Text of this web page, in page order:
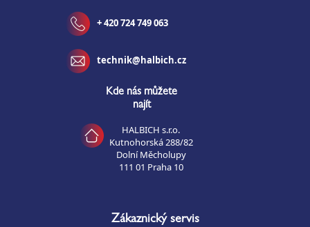
+ 420 724 749 063
technik@halbich.cz
Kde nás můžete
najít
HALBICH s.r.o.
Kutnohorská 288/82
Dolní Měcholupy
111 01 Praha 10
Zákaznický servis